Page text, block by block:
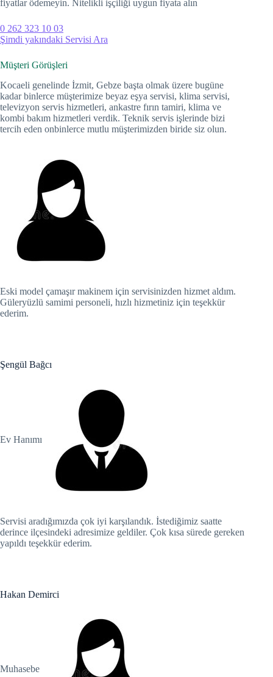
panel
panel
panel
panel
Hacklink
panel
panel
panel
panel
panel
panel
fiyatlar ödemeyin. Nitelikli işçiliği uygun fiyata alın
0 262 323 10 03
Şimdi yakındaki Servisi Ara
Müşteri Görüşleri
Kocaeli genelinde İzmit, Gebze başta olmak üzere bugüne
kadar binlerce müşterimize beyaz eşya servisi, klima servisi,
televizyon servis hizmetleri, ankastre fırın tamiri, klima ve
kombi bakım hizmetleri verdik. Teknik servis işlerinde bizi
tercih eden onbinlerce mutlu müşterimizden biride siz olun.
Eski model çamaşır makinem için servisinizden hizmet aldım.
Güleryüzlü samimi personeli, hızlı hizmetiniz için teşekkür
ederim.
Şengül Bağcı
Ev Hanımı
Servisi aradığımızda çok iyi karşılandık. İstediğimiz saatte
derince ilçesindeki adresimize geldiler. Çok kısa sürede gereken
yapıldı teşekkür ederim.
Hakan Demirci
Muhasebe